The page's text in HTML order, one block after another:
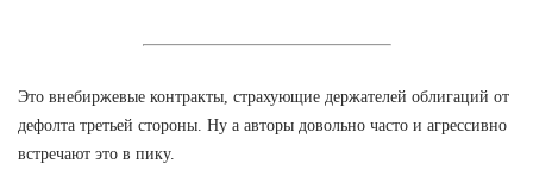
Это внебиржевые контракты, страхующие держателей облигаций от
дефолта третьей стороны. Ну а авторы довольно часто и агрессивно
встречают это в пику.